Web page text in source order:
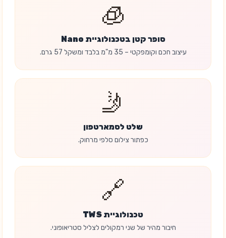
🧊
סופר קטן בטכנולוגיית Nano
עיצוב חכם וקומפקטי – 35 מ"מ בלבד ומשקל 57 גרם.
🤳
שלט לסמארטפון
כפתור צילום סלפי מרחוק.
🔗
טכנולוגיית TWS
חיבור מהיר של שני רמקולים לצליל סטריאופוני.